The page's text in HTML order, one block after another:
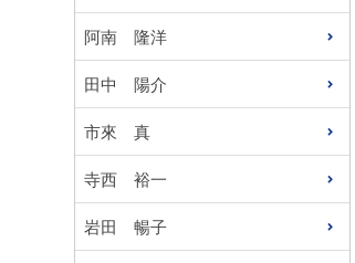
阿南 隆洋
田中 陽介
市來 真
寺西 裕一
岩田 暢子